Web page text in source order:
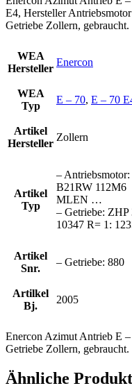
E4, Hersteller
Getriebe Zollern, gebraucht.
WEA
Hersteller
Enercon
WEA
Typ
E – 70, E – 70
Artikel
Hersteller
Zollern
Artikel
Typ
– Antriebsmotor:
B21RW 112M6
MLEN …
– Getriebe: ZHP
10347 R= 1:
Artikel
Snr.
– Getriebe: 880
Artilkel
Bj.
2005
Enercon Azimut Antrieb E
Getriebe Zollern, gebraucht.
Ähnliche